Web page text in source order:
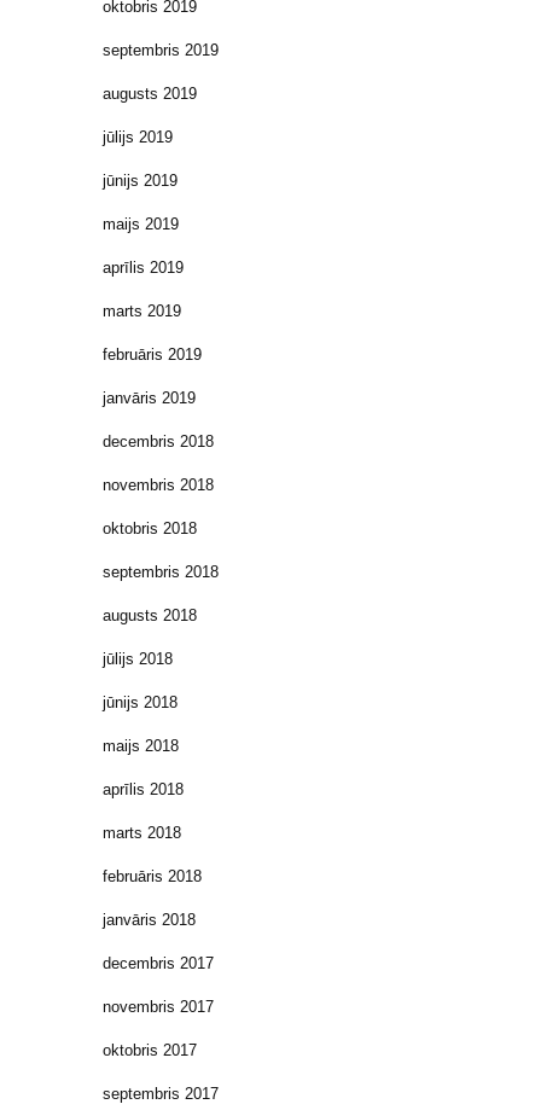
oktobris 2019
septembris 2019
augusts 2019
jūlijs 2019
jūnijs 2019
maijs 2019
aprīlis 2019
marts 2019
februāris 2019
janvāris 2019
decembris 2018
novembris 2018
oktobris 2018
septembris 2018
augusts 2018
jūlijs 2018
jūnijs 2018
maijs 2018
aprīlis 2018
marts 2018
februāris 2018
janvāris 2018
decembris 2017
novembris 2017
oktobris 2017
septembris 2017